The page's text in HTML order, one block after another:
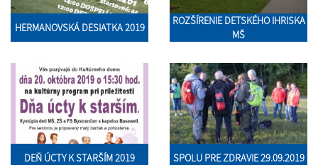
HERMANOVSKÁ DESIATKA 2019
ROZŠÍRENIE DETSKÉHO IHRISKA
MŠ
DEŇ ÚCTY K STARŠÍM 2019 SPOLU PRE ZDRAVIE 29.09.2019